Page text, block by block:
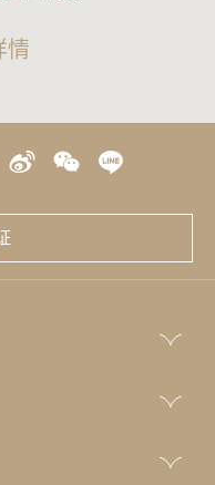
情